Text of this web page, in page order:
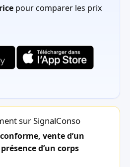
pour comparer les prix
sur SignalConso
vente d’un
d’un corps